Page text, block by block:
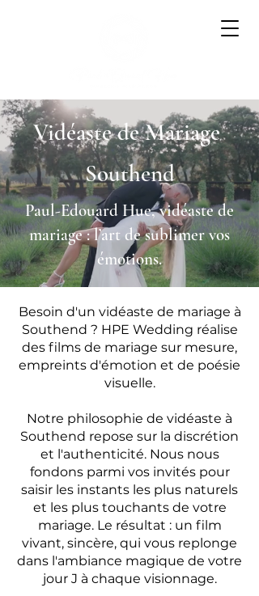
Vidéaste de Mariage
Southend
Paul-Edouard Hue, vidéaste de
mariage : l’art de sublimer vos
émotions.
Besoin d'un vidéaste de mariage à
Southend ? HPE Wedding réalise
des films de mariage sur mesure,
empreints d'émotion et de poésie
visuelle.
Notre philosophie de vidéaste à
Southend repose sur la discrétion
et l'authenticité. Nous nous
fondons parmi vos invités pour
saisir les instants les plus naturels
et les plus touchants de votre
mariage. Le résultat : un film
vivant, sincère, qui vous replonge
dans l'ambiance magique de votre
jour J à chaque visionnage.